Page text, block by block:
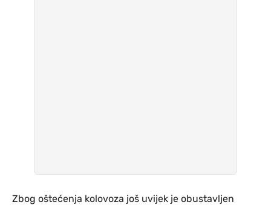
Zbog oštećenja kolovoza još uvijek je obustavljen